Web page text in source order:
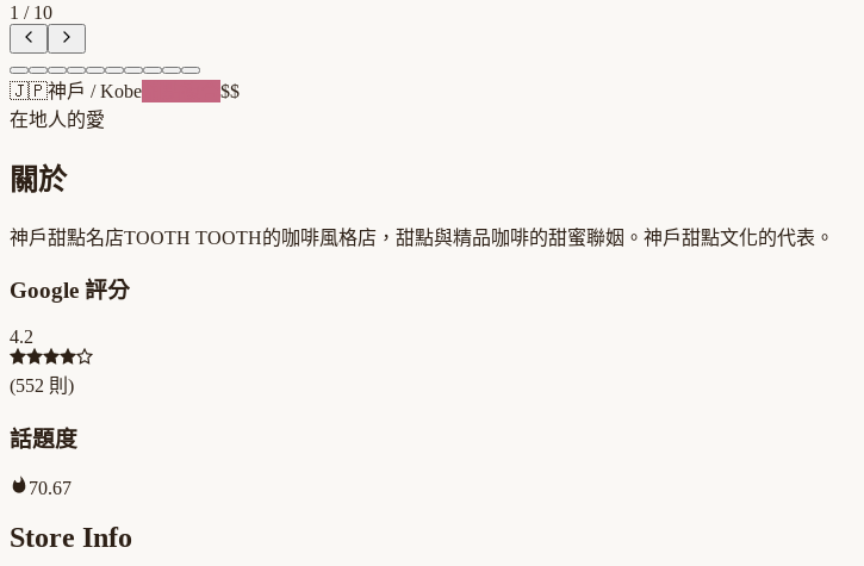
1 / 10
🇯🇵神戶 /Kobe
$$
在地人的愛
關於
神戶甜點名店TOOTH TOOTH的咖啡風格店，甜點與精品咖啡的甜蜜聯姻。神戶甜點文化的代表。
Google 評分
4.2
(552 則)
話題度
70.67
Store Info